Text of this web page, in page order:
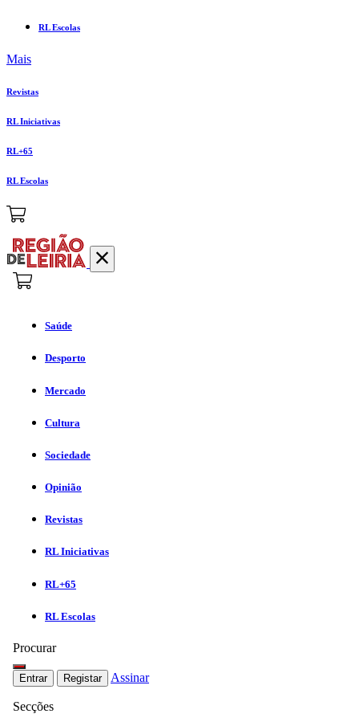
RL Escolas
Mais
Revistas
RL Iniciativas
RL+65
RL Escolas
Saúde
Desporto
Mercado
Cultura
Sociedade
Opinião
Revistas
RL Iniciativas
RL+65
RL Escolas
Procurar
Entrar Registar Assinar
Secções